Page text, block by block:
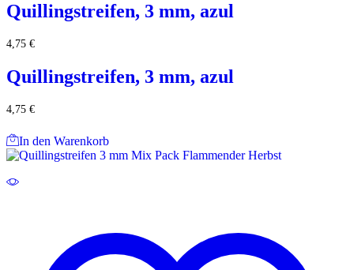
Quillingstreifen, 3 mm, azul
4,75 €
Quillingstreifen, 3 mm, azul
4,75 €
In den Warenkorb